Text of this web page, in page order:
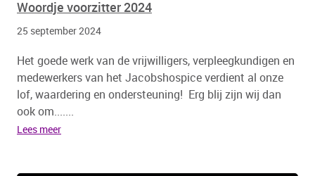
Woordje voorzitter 2024
25 september 2024
Het goede werk van de vrijwilligers, verpleegkundigen en
medewerkers van het Jacobshospice verdient al onze
lof, waardering en ondersteuning! Erg blij zijn wij dan
ook om.......
Lees meer